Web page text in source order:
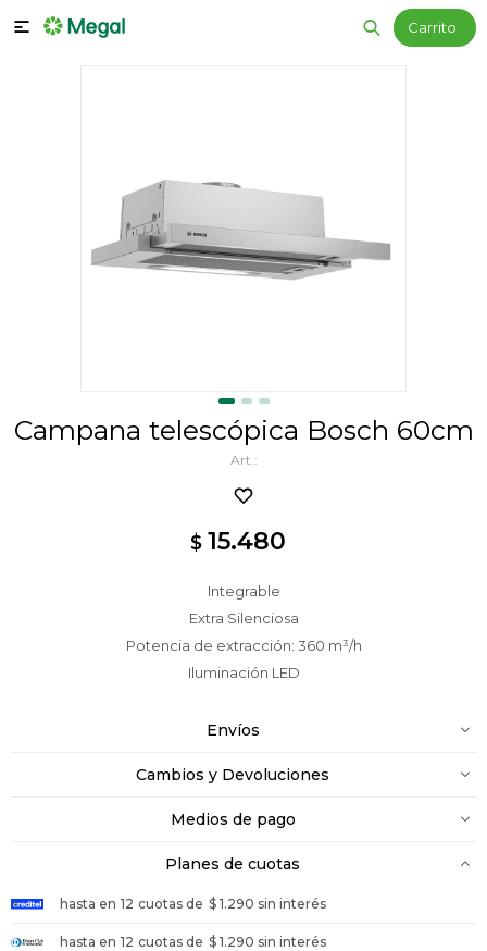

Campana telescópica Bosch 60cm
$ 15.480
Integrable
Extra Silenciosa
Potencia de extracción: 360 m³/h
Iluminación LED
Envíos
Cambios y Devoluciones
Medios de pago
Planes de cuotas
hasta en 12 cuotas de $ 1.290 sin interés
hasta en 12 cuotas de $ 1.290 sin interés